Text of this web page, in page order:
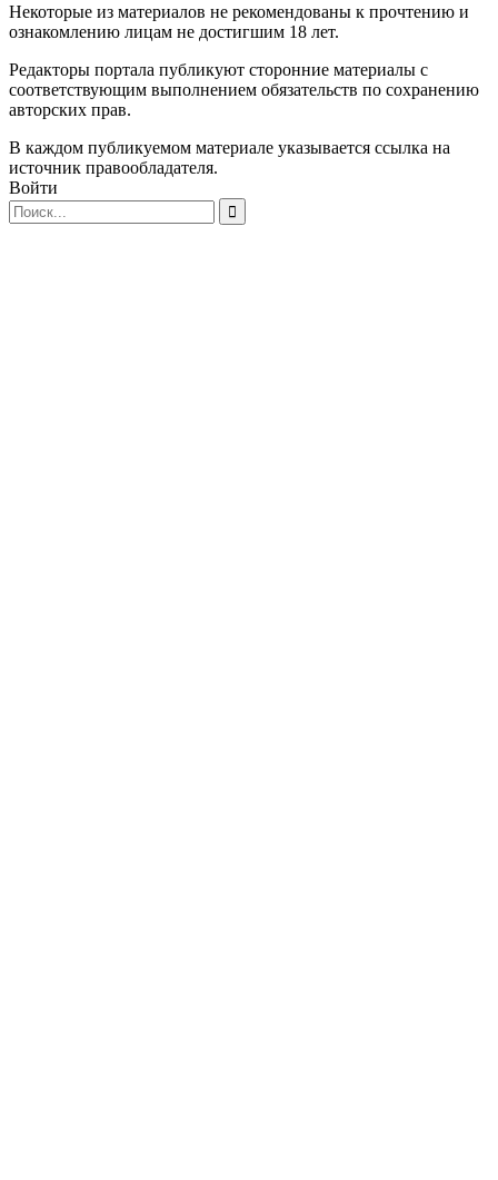
Некоторые из материалов не рекомендованы к прочтению и
ознакомлению лицам не достигшим 18 лет.
Редакторы портала публикуют сторонние материалы с
соответствующим выполнением обязательств по сохранению
авторских прав.
В каждом публикуемом материале указывается ссылка на
источник правообладателя.
Войти